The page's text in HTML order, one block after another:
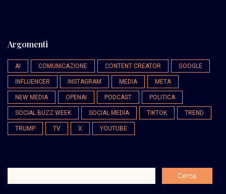
Argomenti
AI COMUNICAZIONE CONTENT CREATOR GOOGLE
INFLUENCER INSTAGRAM MEDIA META
NEW MEDIA OPENAI PODCAST POLITICA
SOCIAL BUZZ WEEK SOCIAL MEDIA TIKTOK TREND
TRUMP TV X YOUTUBE